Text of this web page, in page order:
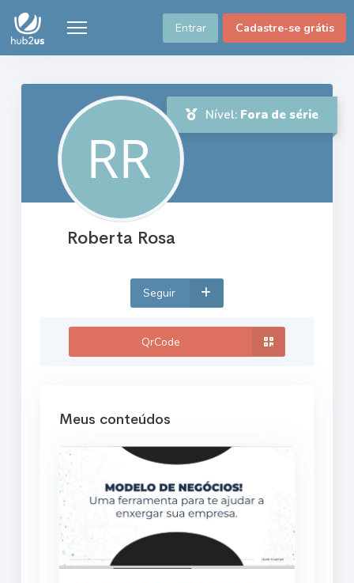
Entrar Cadastre-se grátis
Nível: Fora de série
Roberta Rosa
Seguir
QrCode
Meus conteúdos